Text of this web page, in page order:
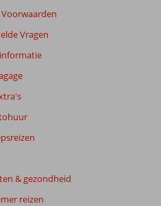
Vragen
& gezondheid
reizen